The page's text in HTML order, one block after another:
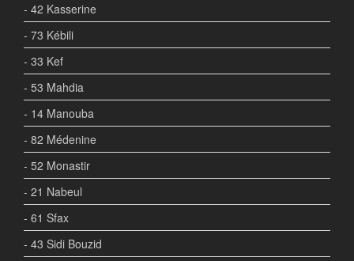
- 42 Kasserine
- 73 Kébili
- 33 Kef
- 53 Mahdia
- 14 Manouba
- 82 Médenine
- 52 Monastir
- 21 Nabeul
- 61 Sfax
- 43 Sidi Bouzid